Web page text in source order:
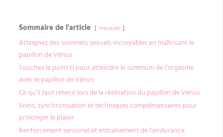
Sommaire de l'article masquer
Atteignez des sommets sexuels incroyables en maîtrisant le
papillon de Vénus
Touchez le point G pour atteindre le summum de l’orgasme
avec le papillon de Vénus
Ce qu’il faut retenir lors de la réalisation du papillon de Vénus
Soins, synchronisation et techniques complémentaires pour
prolonger le plaisir
Renforcement sensoriel et entraînement de l’endurance